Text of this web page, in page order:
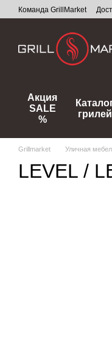
Перейти к основному
Команда GrillMarket
Акция
SALE
%
грилей
Grillmarket Уличная
LEVEL /